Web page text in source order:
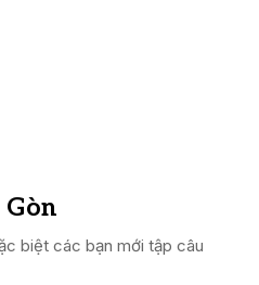
Gòn
biệt các bạn mới tập câu